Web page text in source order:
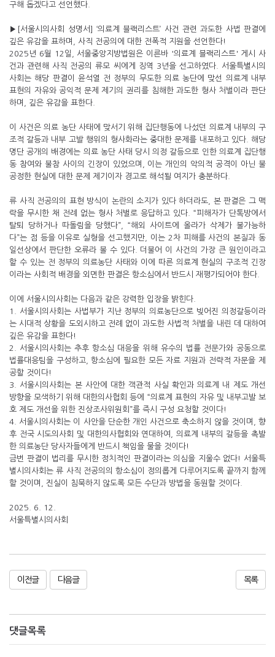
구해 돕겠다고 선언했다.
▶[서울시의사회 성명서] ‘의료계 블랙리스트’ 사건 관련 과도한 사법 판결에
깊은 유감을 표하며, 사직 전공의에 대한 전폭적 지원을 선언한다!
2025년 6월 12일, 서울중앙지방법원은 이른바 '의료계 블랙리스트' 게시 사
건과 관련해 사직 전공의 류모 씨에게 징역 3년을 선고하였다. 서울특별시의
사회는 해당 판결이 윤석열 전 정부의 무도한 의료 농단에 맞선 의료계 내부
표현의 자유와 공익적 문제 제기의 권리를 침해한 과도한 형사 처벌이라 판단
하며, 깊은 유감을 표한다.
이 사건은 의료 농단 사태에 맞서기 위해 집단행동에 나섰던 의료계 내부의 구
조적 갈등과 내부 고발 행위의 형사화라는 중대한 문제를 내포하고 있다. 해당
명단 공개의 배경에는 의료 농단 사태 당시 의정 갈등으로 인한 의료계 집단행
동 참여와 불참 사이의 긴장이 있었으며, 이는 개인의 악의적 공격이 아닌 불
공정한 현실에 대한 문제 제기이자 경고로 해석될 여지가 충분하다.
류 사직 전공의의 표현 방식이 논란의 소지가 있다 하더라도, 본 판결은 그 맥
락을 무시한 채 전례 없는 형사 처벌로 응답하고 있다. “피해자가 단톡방에서
탈퇴 당하거나 따돌림을 당했다”, “해외 사이트에 올라가 삭제가 불가능하
다”는 점 등을 이유로 실형을 선고했지만, 이는 2차 피해를 사건의 본질과 동
일선상에서 판단한 오류라 볼 수 있다. 더불어 이 사건의 가장 큰 원인이라고
할 수 있는 전 정부의 의료농단 사태와 이에 따른 의료계 현실의 구조적 긴장
이라는 사회적 배경을 외면한 판결은 항소심에서 반드시 재평가되어야 한다.
이에 서울시의사회는 다음과 같은 강력한 입장을 밝힌다.
1. 서울시의사회는 사법부가 지난 정부의 의료농단으로 빚어진 의정갈등이라
는 시대적 상황을 도외시하고 전례 없이 과도한 사법적 처벌을 내린 데 대하여
깊은 유감을 표한다!
2. 서울시의사회는 추후 항소심 대응을 위해 유수의 법률 전문가와 공동으로
법률대응팀을 구성하고, 항소심에 필요한 모든 자료 지원과 전략적 자문을 제
공할 것이다!
3. 서울시의사회는 본 사안에 대한 객관적 사실 확인과 의료계 내 제도 개선
방향을 모색하기 위해 대한의사협회 등에 “의료계 표현의 자유 및 내부고발 보
호 제도 개선을 위한 진상조사위원회”를 즉시 구성 요청할 것이다!
4. 서울시의사회는 이 사안을 단순한 개인 사건으로 축소하지 않을 것이며, 향
후 전국 시도의사회 및 대한의사협회와 연대하여, 의료계 내부의 갈등을 촉발
한 의료농단 당사자들에게 반드시 책임을 물을 것이다!
금번 판결이 법리를 무시한 정치적인 판결이라는 의심을 지울수 없다! 서울특
별시의사회는 류 사직 전공의의 항소심이 정의롭게 다루어지도록 끝까지 함께
할 것이며, 진실이 침묵하지 않도록 모든 수단과 방법을 동원할 것이다.
2025. 6. 12.
서울특별시의사회
이전글 다음글 목록
댓글목록